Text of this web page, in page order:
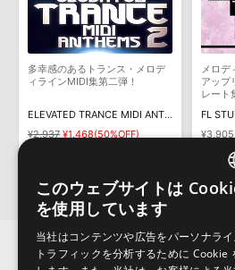
デモソングは、製品収録サウンドを使
めのデモンストレーション用の楽曲で
そのものをお使いいただくことはで
構成する全てのサウンドが、サンプル
保証するものではありません。
FL STUDIO TEMPLATE UPLIFTING
のサポート情報
多幸感のあるトランス・メロデ
ィラインMIDI集第二弾！
ELEVATED TRANCE MIDI ANTHEMS 2
¥2,937 ¥1,468(50%OFF)
メロデ
アップ
レート
¥3,905
このウェブサイトは
を使用しています
当社はコンテンツや広告をパーソナライ
トラフィックを分析するために Cookie